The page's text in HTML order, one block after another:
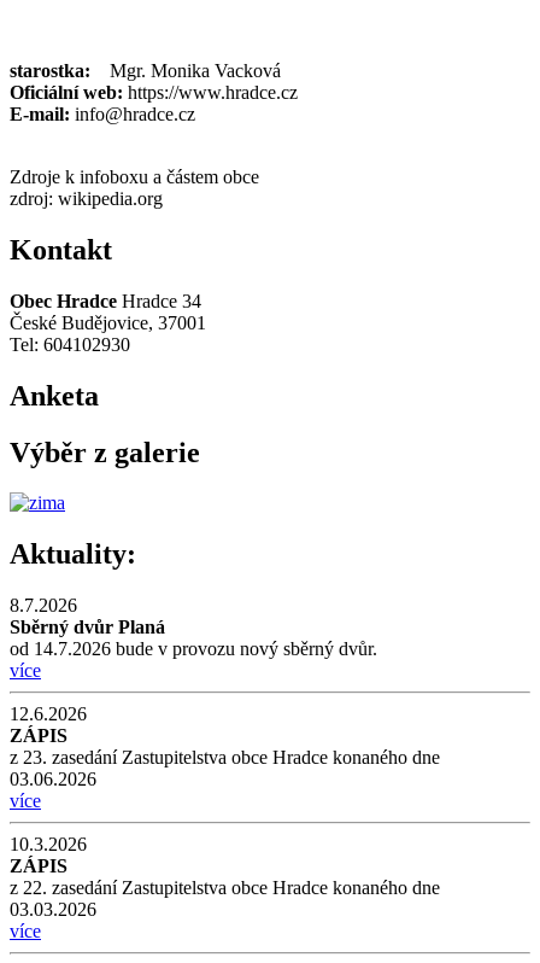
starostka: Mgr. Monika Vacková
Oficiální web: https://www.hradce.cz
E-mail: info@hradce.cz
Zdroje k infoboxu a částem obce
zdroj: wikipedia.org
Kontakt
Obec Hradce Hradce 34
České Budějovice, 37001
Tel: 604102930
Anketa
Výběr z galerie
Aktuality:
8.7.2026
Sběrný dvůr Planá
od 14.7.2026 bude v provozu nový sběrný dvůr.
více
12.6.2026
ZÁPIS
z 23. zasedání Zastupitelstva obce Hradce konaného dne
03.06.2026
více
10.3.2026
ZÁPIS
z 22. zasedání Zastupitelstva obce Hradce konaného dne
03.03.2026
více